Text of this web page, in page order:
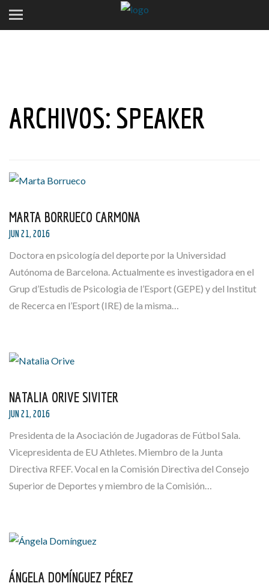
ARCHIVOS: SPEAKER
MARTA BORRUECO CARMONA
JUN 21, 2016
Doctora en psicología del deporte por la Universidad
Autónoma de Barcelona. Actualmente es investigadora en el
Grup d’Estudis de Psicologia de l’Esport (GEPE) y del Institut
de Recerca en l’Esport (IRE) de la misma…
NATALIA ORIVE SIVITER
JUN 21, 2016
Presidenta de la Asociación de Jugadoras de Fútbol Sala.
Vicepresidenta de EU Athletes. Miembro de la Junta
Directiva RFEF. Vocal en la Comisión Directiva del Consejo
Superior de Deportes y miembro de la Comisión…
ÁNGELA DOMÍNGUEZ PÉREZ